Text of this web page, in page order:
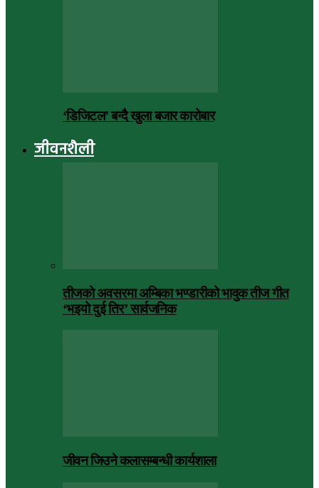
‘डिजिटल’ बन्दै खुला बजार कारोबार
जीवनशैली
तीजको अवसरमा अम्बिका भण्डारीको भावुक तीज गीत
‘भइयो दुई तिर’ सार्वजनिक
जीवन जिउने कलासम्बन्धी कार्यशाला